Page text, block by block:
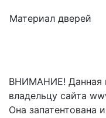
Материал дверей
ВНИМАНИЕ! Данная
владельцу сайта
Она запатентована